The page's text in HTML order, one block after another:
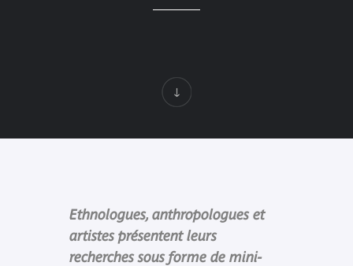
Ethnologues, anthropologues et
artistes présentent leurs
recherches sous forme de mini-